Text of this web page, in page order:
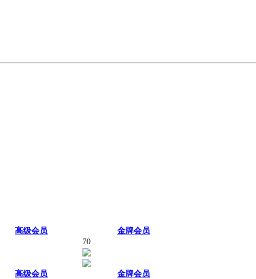
高级会员
金牌会员
70
高级会员
金牌会员